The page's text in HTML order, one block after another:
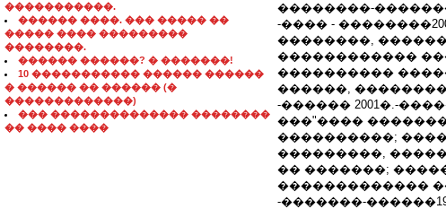
�����������.
������ ����. ��� ����� ��
����� ���� ���������
��������.
������ ������? � �������!
10 ����������� ������ ������
� ������ �� ������ (�
�������������)
��� �������������� ��������
�� ���� ����
��������-
-���� -
��������,
������������
����������
������,
-������ 2001�.-
���"����
����������;
���������,
�� �������;
�������������
-�������-